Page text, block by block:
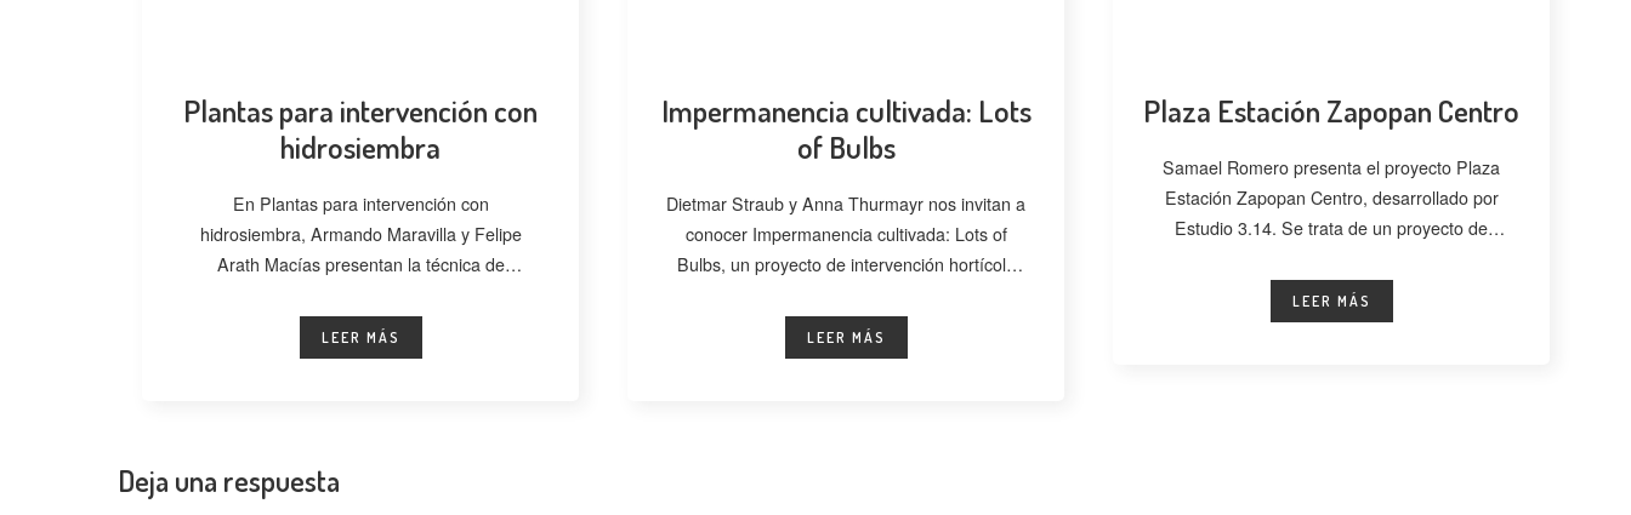
Plantas para intervención con
hidrosiembra
En Plantas para intervención con
hidrosiembra, Armando Maravilla y Felipe
Arath Macías presentan la técnica de
LEER MÁS
Impermanencia cultivada: Lots
of Bulbs
Dietmar Straub y Anna Thurmayr nos invitan a
conocer Impermanencia cultivada: Lots of
Bulbs, un proyecto de intervención hortícola
LEER MÁS
Plaza Estación Zapopan Centro
Samael Romero presenta el proyecto Plaza
Estación Zapopan Centro, desarrollado por
Estudio 3.14. Se trata de un proyecto de
LEER MÁS
Deja una respuesta